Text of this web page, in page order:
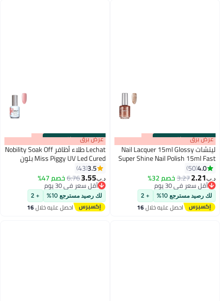
00m:00s
·باقي 100% عرض برق
ليتشات Nail Lacquer 15ml Glossy
Super Shine Nail Polish 15ml Fast
Dry Long Lasting Nail Enamel
Nobility Nail Paint No Need UV LED
Lamp No curing Nail Color
4.0
50
د.ب‏2.21
3.27خصم 32%
أقل سعر في 30 يوم
أقل سعر في 30 يوم
لك رصيد مسترجع 10% + 2
احصل عليه خلال16
00m:00s
·باقي 100% عرض برق
Lechat طلاء أظافر Nobility Soak Off
Miss Piggy UV Led Cured بلون
وردي فاتح كريمي 15 مل Nbgp149
3.5
43
د.ب‏3.55
6.76خصم 47%
أقل سعر في 30 يوم
أقل سعر في 30 يوم
لك رصيد مسترجع 10% + 2
احصل عليه خلال16